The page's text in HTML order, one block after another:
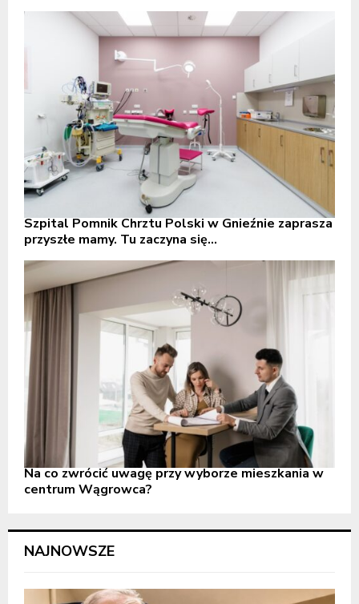
Szpital Pomnik Chrztu Polski w Gnieźnie zaprasza
przyszłe mamy. Tu zaczyna się...
Na co zwrócić uwagę przy wyborze mieszkania w
centrum Wągrowca?
NAJNOWSZE